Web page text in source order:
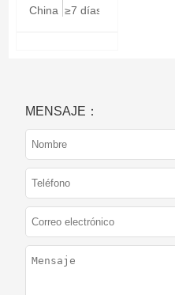
China ≥7 días
MENSAJE：